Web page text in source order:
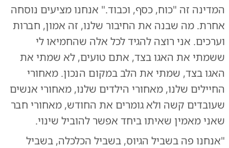
המדינה זה "כוח, כסף, וכבוד." אנחנו מציעים נוסחה
אחרת. מה שבנה את החיבור שלנו, זה אמון, חברות
וערכים. אני רוצה להגיד לכל אלה שהחמיאו לי
ששמתי את האגו בצד, אתם טועים, לא שמתי את
האגו בצד, שמתי את הלב במקום הנכון. מאחורי
החיילים שלנו, מאחורי הילדים שלנו, מאחורי אנשים
שעובדים קשה ולא גומרים את החודש, מאחורי חבר
שאני מאמין שאיתו ביחד אפשר להוביל שינוי.
"אנחנו פה בשביל הגיוס, בשביל הכלכלה, בשביל